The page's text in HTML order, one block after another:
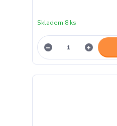
Skladem 8 ks